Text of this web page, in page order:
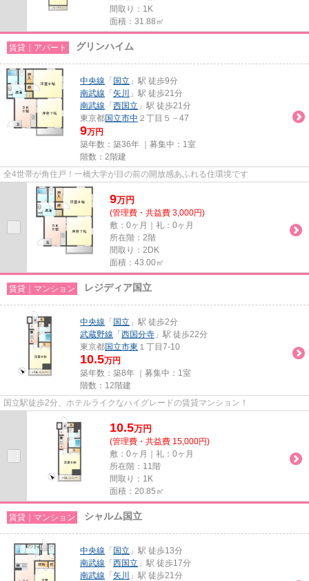
間取り：1K
面積：31.88㎡
賃貸｜アパート グリンハイム
中央線 「 国立 」駅 徒歩9分
南武線 「 矢川
」駅 徒歩21分
南武線 「 西国立 」駅 徒歩21分
東京都国立市中 ２丁目５－47
9万円
築年数：築36年 ｜募集中： 1室
階数：2階建
全4世帯が角住戸！一橋大学が目の前の開放感あふれる住環境です
9万円
(管理費・共益費 3,000円)
敷：0ヶ月｜礼：0ヶ月
所在階：2階
間取り：2DK
面積：43.00㎡
賃貸｜マンション レジディア国立
中央線 「 国立 」駅 徒歩2分
武蔵野線 「 西国分寺 」駅 徒歩22分
東京都国立市東 １丁目7-10
10.5万円
築年数：築8年 ｜募集中： 1室
階数：12階建
国立駅徒歩2分、ホテルライクなハイグレードの賃貸マンション！
10.5万円
(管理費・共益費 15,000円)
敷：0ヶ月｜礼：0ヶ月
所在階：11階
間取り：1K
面積：20.85㎡
賃貸｜マンション シャルム国立
中央線 「 国立 」駅 徒歩13分
南武線 「 西国立 」駅 徒歩17分
南武線 「 矢川
」駅 徒歩21分